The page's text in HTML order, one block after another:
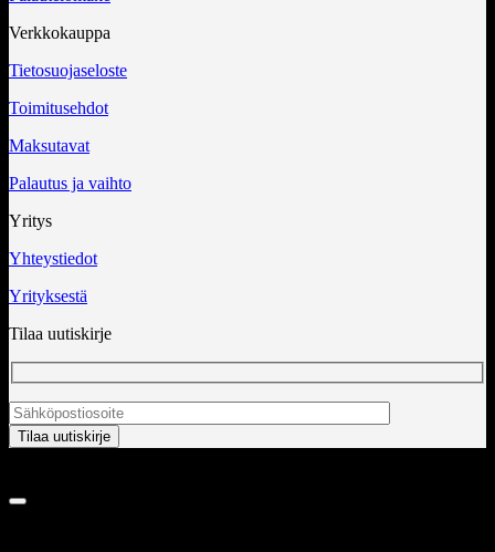
Verkkokauppa
Tietosuojaseloste
Toimitusehdot
Maksutavat
Palautus ja vaihto
Yritys
Yhteystiedot
Yrityksestä
Tilaa uutiskirje